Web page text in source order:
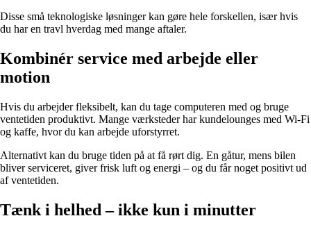
Disse små teknologiske løsninger kan gøre hele forskellen, især hvis
du har en travl hverdag med mange aftaler.
Kombinér service med arbejde eller
motion
Hvis du arbejder fleksibelt, kan du tage computeren med og bruge
ventetiden produktivt. Mange værksteder har kundelounges med Wi-Fi
og kaffe, hvor du kan arbejde uforstyrret.
Alternativt kan du bruge tiden på at få rørt dig. En gåtur, mens bilen
bliver serviceret, giver frisk luft og energi – og du får noget positivt ud
af ventetiden.
Tænk i helhed – ikke kun i minutter